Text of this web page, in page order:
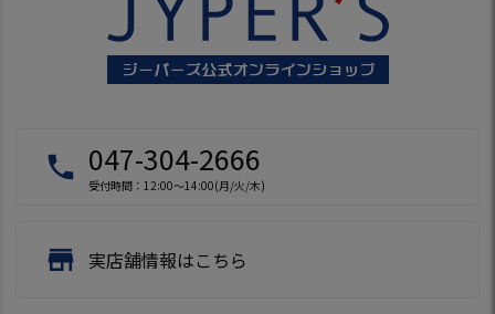
local_phone 047-304-2666
受付時間：12:00～14:00(月/火/木)
store 実店舗情報はこちら